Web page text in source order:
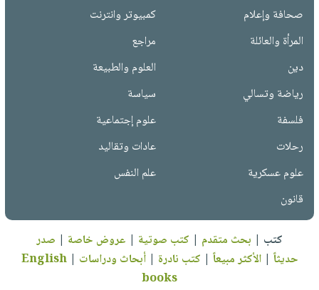
صحافة وإعلام
كمبيوتر وانترنت
المرأة والعائلة
مراجع
دين
العلوم والطبيعة
رياضة وتسالي
سياسة
فلسفة
علوم إجتماعية
رحلات
عادات وتقاليد
علوم عسكرية
علم النفس
قانون
كتب | بحث متقدم | كتب صوتية | عروض خاصة | صدر
حديثاً |الأكثر مبيعاً | كتب نادرة |أبحاث ودراسات |
English
books